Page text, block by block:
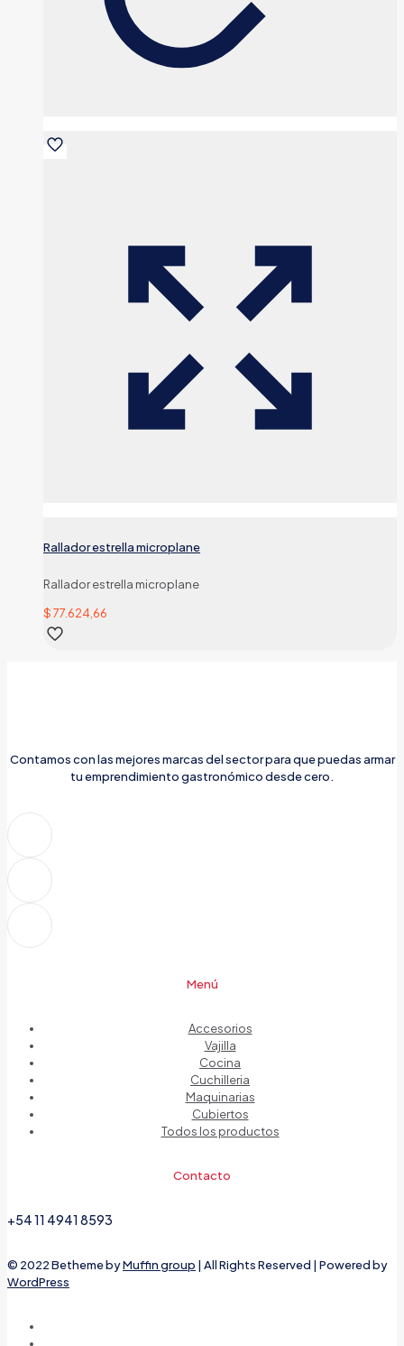
Rallador estrella microplane
Rallador estrella microplane
$77.624,66
Contamos con las mejores marcas del sector para que puedas armar
tu emprendimiento gastronómico desde cero.
Menú
Accesorios
Vajilla
Cocina
Cuchilleria
Maquinarias
Cubiertos
Todos los productos
Contacto
+54 11 4941 8593
© 2022 Betheme byMuffin group | All Rights Reserved | Powered by
WordPress